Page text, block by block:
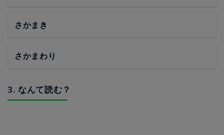
さかまき
さかまわり
3. なんて読む？